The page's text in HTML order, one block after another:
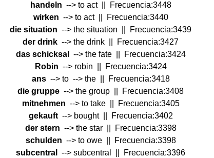
handeln --> to act || Frecuencia:3448
wirken --> to act || Frecuencia:3440
die situation --> the situation || Frecuencia:3439
der drink --> the drink || Frecuencia:3427
das schicksal
--> the fate || Frecuencia:3424
Robin --> robin || Frecuencia:3424
ans --> to --> the || Frecuencia:3418
die gruppe --> the group || Frecuencia:3408
mitnehmen --> to take || Frecuencia:3405
gekauft --> bought || Frecuencia:3402
der stern --> the star || Frecuencia:3398
schulden --> to owe || Frecuencia:3398
subcentral
--> subcentral || Frecuencia:3396